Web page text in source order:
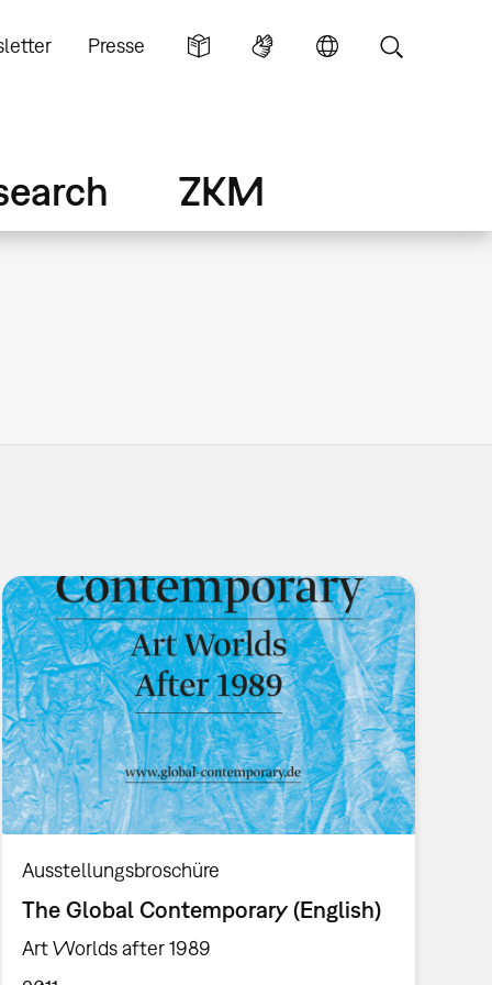
Presse
ZKM
Ausstellungsbroschüre
The Global Contemporary (English)
Art Worlds after 1989